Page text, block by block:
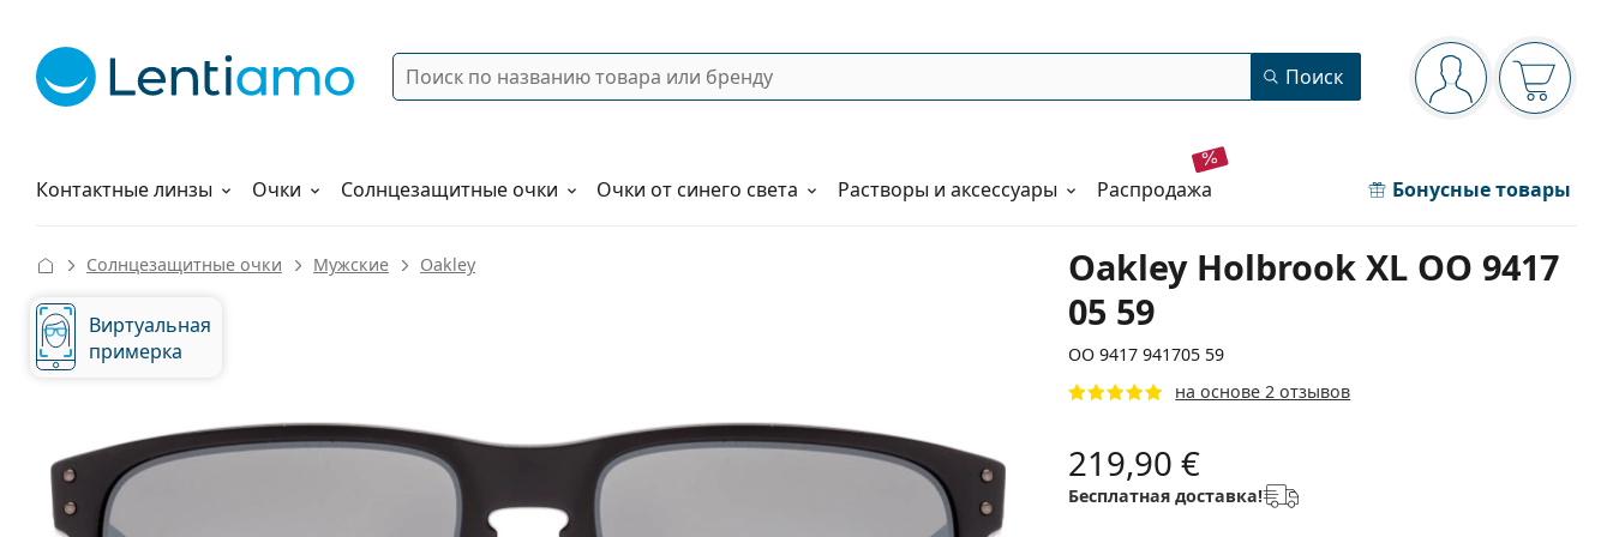
Панель навигации
Вы вошли вВаша
Поиск Поиск
Контактные линзы
Растворы Очки Солнцезащитные очки Очки от синего света Растворы и аксессуары распродажа Бонусные товары
Как заказать
Oakley Holbrook XL OO 9417
05 59
OO 9417 941705 59
на основе 2 отзывов
Солнцезащитные очки Мужские Oakley
Виртуальная
примерка
219,90 €
Бесплатная доставка!